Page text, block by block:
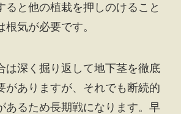
ると他の植栽を押しのけること
根気が必要です。
は深く掘り返して地下茎を徹底
がありますが、それでも断続的
あるため長期戦になります。早